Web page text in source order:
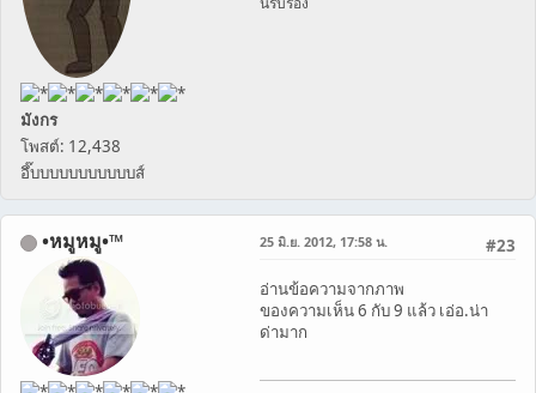
มังกร
โพสต์: 12,438
อึ๊บบบบบบบบบบบส์
•หมูหมู•™ #23
25 มิ.ย. 2012, 17:58 น.
อ่านข้อความจากภาพ
ของความเห็น 6 กับ 9 แล้ว เอ่อ.น่า
ด่ามาก